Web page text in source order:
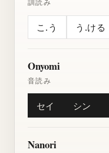
こ.う う.ける
Onyomi
音読み
セイ シン
Nanori